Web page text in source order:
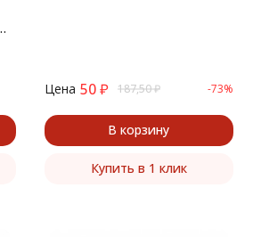
Цена 50 ₽ 187,50₽ -73%
В корзину
Купить в 1 клик